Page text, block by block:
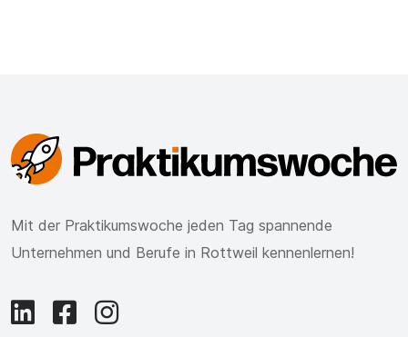
Mit der Praktikumswoche jeden Tag spannende
Unternehmen und Berufe in Rottweil kennenlernen!